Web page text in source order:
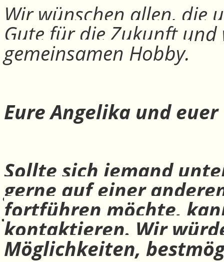
Wir wünschen allen, die
Gute für die Zukunft
gemeinsamen Hobby.
Eure Angelika und
Sollte sich jemand
gerne auf einer
fortführen möchte,
kontaktieren. Wir
Möglichkeiten,